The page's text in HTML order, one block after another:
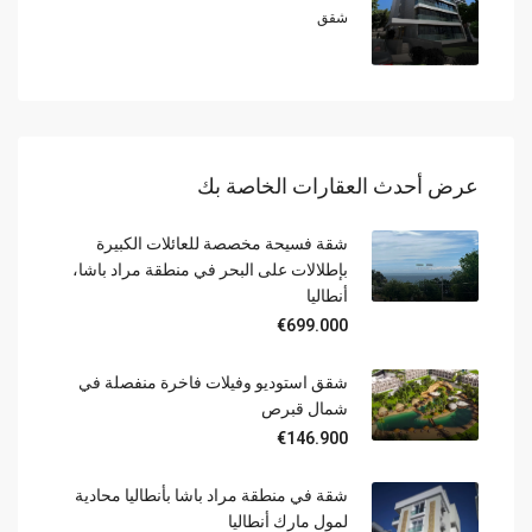
شقق
عرض أحدث العقارات الخاصة بك
شقة فسيحة مخصصة للعائلات الكبيرة
بإطلالات على البحر في منطقة مراد باشا،
أنطاليا
€699.000
شقق استوديو وفيلات فاخرة منفصلة في
شمال قبرص
€146.900
شقة في منطقة مراد باشا بأنطاليا محادية
لمول مارك أنطاليا